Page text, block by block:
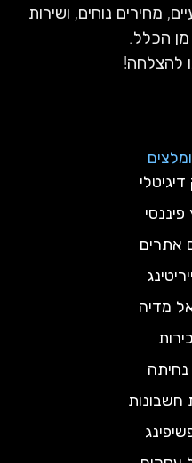
מחירים נוחים, ושירות
מן הכלל.
להצלחה!
פיננסי
אתרים
מדיה
נחיתה
חשבונות